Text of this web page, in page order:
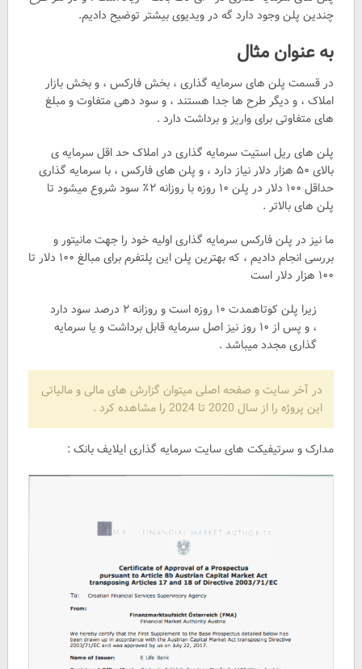
چندین پلن وجود دارد گه در ویدیوی بیشتر توضیح دادیم.
به عنوان مثال
در قسمت پلن های سرمایه گذاری ، بخش فارکس ، و بخش بازار
املاک ، و دیگر طرح ها جدا هستند ، و سود دهی متفاوت و مبلغ
های متفاوتی برای واریز و برداشت دارد .
پلن های ریل استیت سرمایه گذاری در املاک حد اقل سرمایه ی
بالای ۵۰ هزار دلار نیاز دارد ، و پلن های فارکس ، با سرمایه گذاری
حداقل ۱۰۰ دلار در پلن ۱۰ روزه با روزانه ۲٪ سود شروع میشود تا
پلن های بالاتر .
ما نیز در پلن فارکس سرمایه گذاری اولیه خود را جهت مانیتور و
بررسی انجام دادیم ، که بهترین پلن این پلتفرم برای مبالغ ۱۰۰ دلار تا
۱۰۰ هزار دلار است
زیرا پلن کوتاهمدت ۱۰ روزه است و روزانه ۲ درصد سود دارد
، و پس از ۱۰ روز نیز اصل سرمایه قابل برداشت و یا سرمایه
گذاری مجدد میباشد .
در آخر سایت و صفحه اصلی میتوان گزارش های مالی و مالیاتی
این پروژه را از سال 2020 تا 2024 را مشاهده کرد .
مدارک و سرتیفیکت های سایت سرمایه گذاری ایلایف بانک :